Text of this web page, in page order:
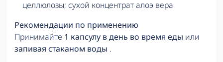
целлюлозы; сухой концентрат алоэ вера
Рекомендации по применению
Принимайте 1 капсулу в день во время еды или
запивая стаканом воды .